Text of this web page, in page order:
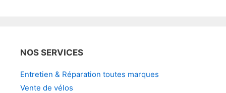
NOS SERVICES
Entretien & Réparation toutes marques
Vente de vélos